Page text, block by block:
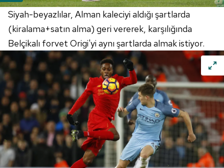
Siyah-beyazlılar, Alman kaleciyi aldığı şartlarda
(kiralama+satın alma) geri vererek, karşılığında
Belçikalı forvet Origi'yi aynı şartlarda almak istiyor.